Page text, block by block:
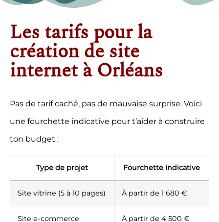
Les tarifs pour la
création de site
internet à Orléans
Pas de tarif caché, pas de mauvaise surprise. Voici
une fourchette indicative pour t’aider à construire
ton budget :
Type de projet Fourchette indicative
Site vitrine (5 à 10 pages) À partir de 1 680 €
Site e-commerce
À partir de 4 500 €